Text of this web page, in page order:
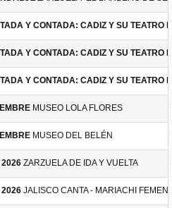
Y CONTADA: CADIZ Y SU TEATRO
Y CONTADA: CADIZ Y SU TEATRO
Y CONTADA: CADIZ Y SU TEATRO
MUSEO LOLA FLORES
MUSEO DEL BELÉN
2026 ZARZUELA DE IDA Y VUELTA
2026 JALISCO CANTA - MARIACHI